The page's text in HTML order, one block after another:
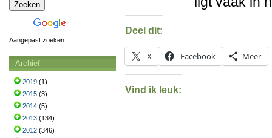
Deel dit:
X Facebook Meer
Vind ik leuk:
Aangepast zoeken
Archief
2019 (1)
2015 (3)
2014 (5)
2013 (134)
2012 (346)